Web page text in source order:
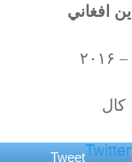
افغاني
Tweet